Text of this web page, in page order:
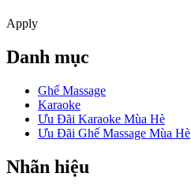
Apply
Danh mục
Ghế Massage
Karaoke
Ưu Đãi Karaoke Mùa Hè
Ưu Đãi Ghế Massage Mùa Hè
Nhãn hiệu